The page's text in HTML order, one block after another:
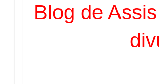
Blog de